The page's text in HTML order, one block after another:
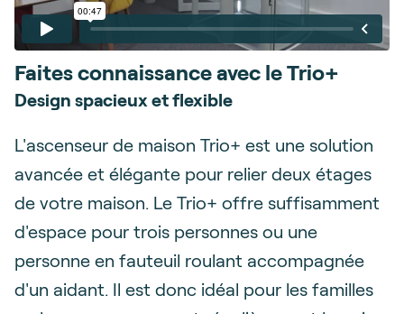
Faites connaissance avec le Trio+
Design spacieux et flexible
L'ascenseur de maison Trio+ est une solution
avancée et élégante pour relier deux étages
de votre maison. Le Trio+ offre suffisamment
d'espace pour trois personnes ou une
personne en fauteuil roulant accompagnée
d'un aidant. Il est donc idéal pour les familles